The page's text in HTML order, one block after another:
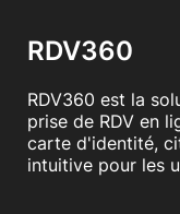
RDV360
RDV360 est la
prise de RDV en
carte d'identité,
intuitive pour les